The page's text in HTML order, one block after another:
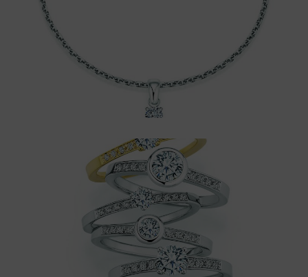
morgengabe
halskette
morgengabe